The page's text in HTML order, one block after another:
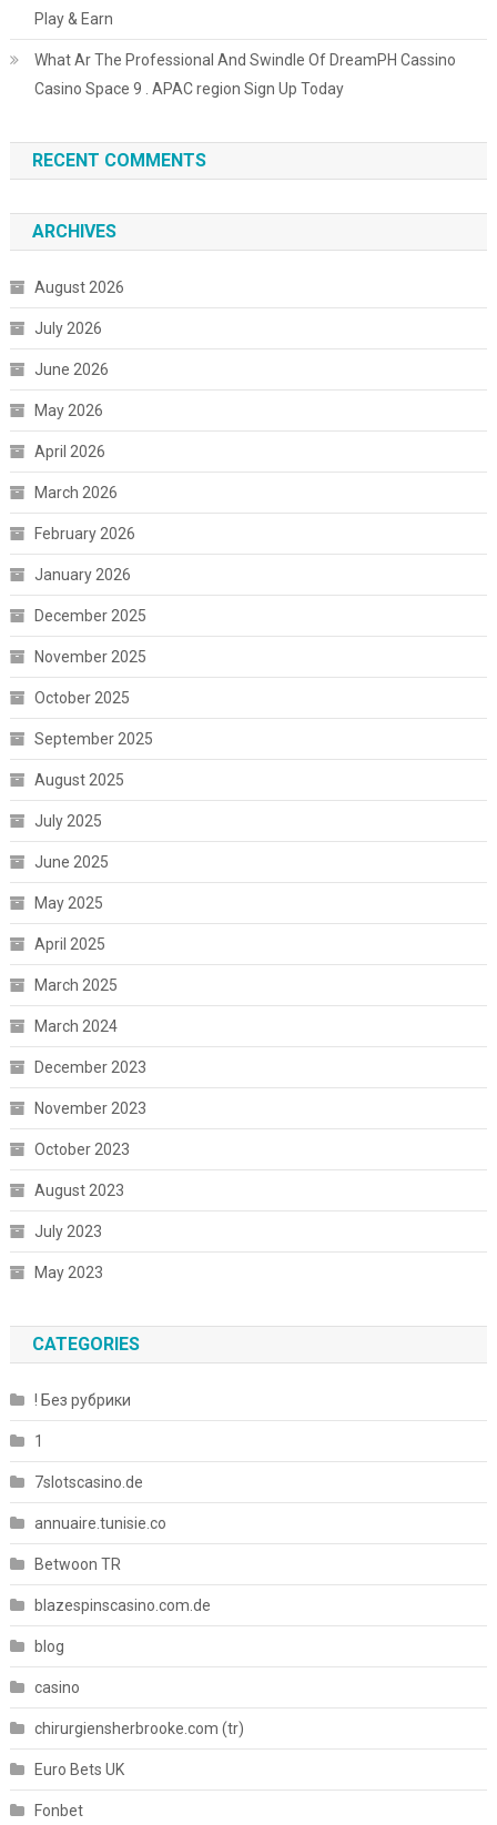
Play & Earn
What Ar The Professional And Swindle Of DreamPH Cassino
Casino Space 9 . APAC region Sign Up Today
RECENT COMMENTS
ARCHIVES
August 2026
July 2026
June 2026
May 2026
April 2026
March 2026
February 2026
January 2026
December 2025
November 2025
October 2025
September 2025
August 2025
July 2025
June 2025
May 2025
April 2025
March 2025
March 2024
December 2023
November 2023
October 2023
August 2023
July 2023
May 2023
CATEGORIES
! Без рубрики
1
7slotscasino.de
annuaire.tunisie.co
Betwoon TR
blazespinscasino.com.de
blog
casino
chirurgiensherbrooke.com (tr)
Euro Bets UK
Fonbet